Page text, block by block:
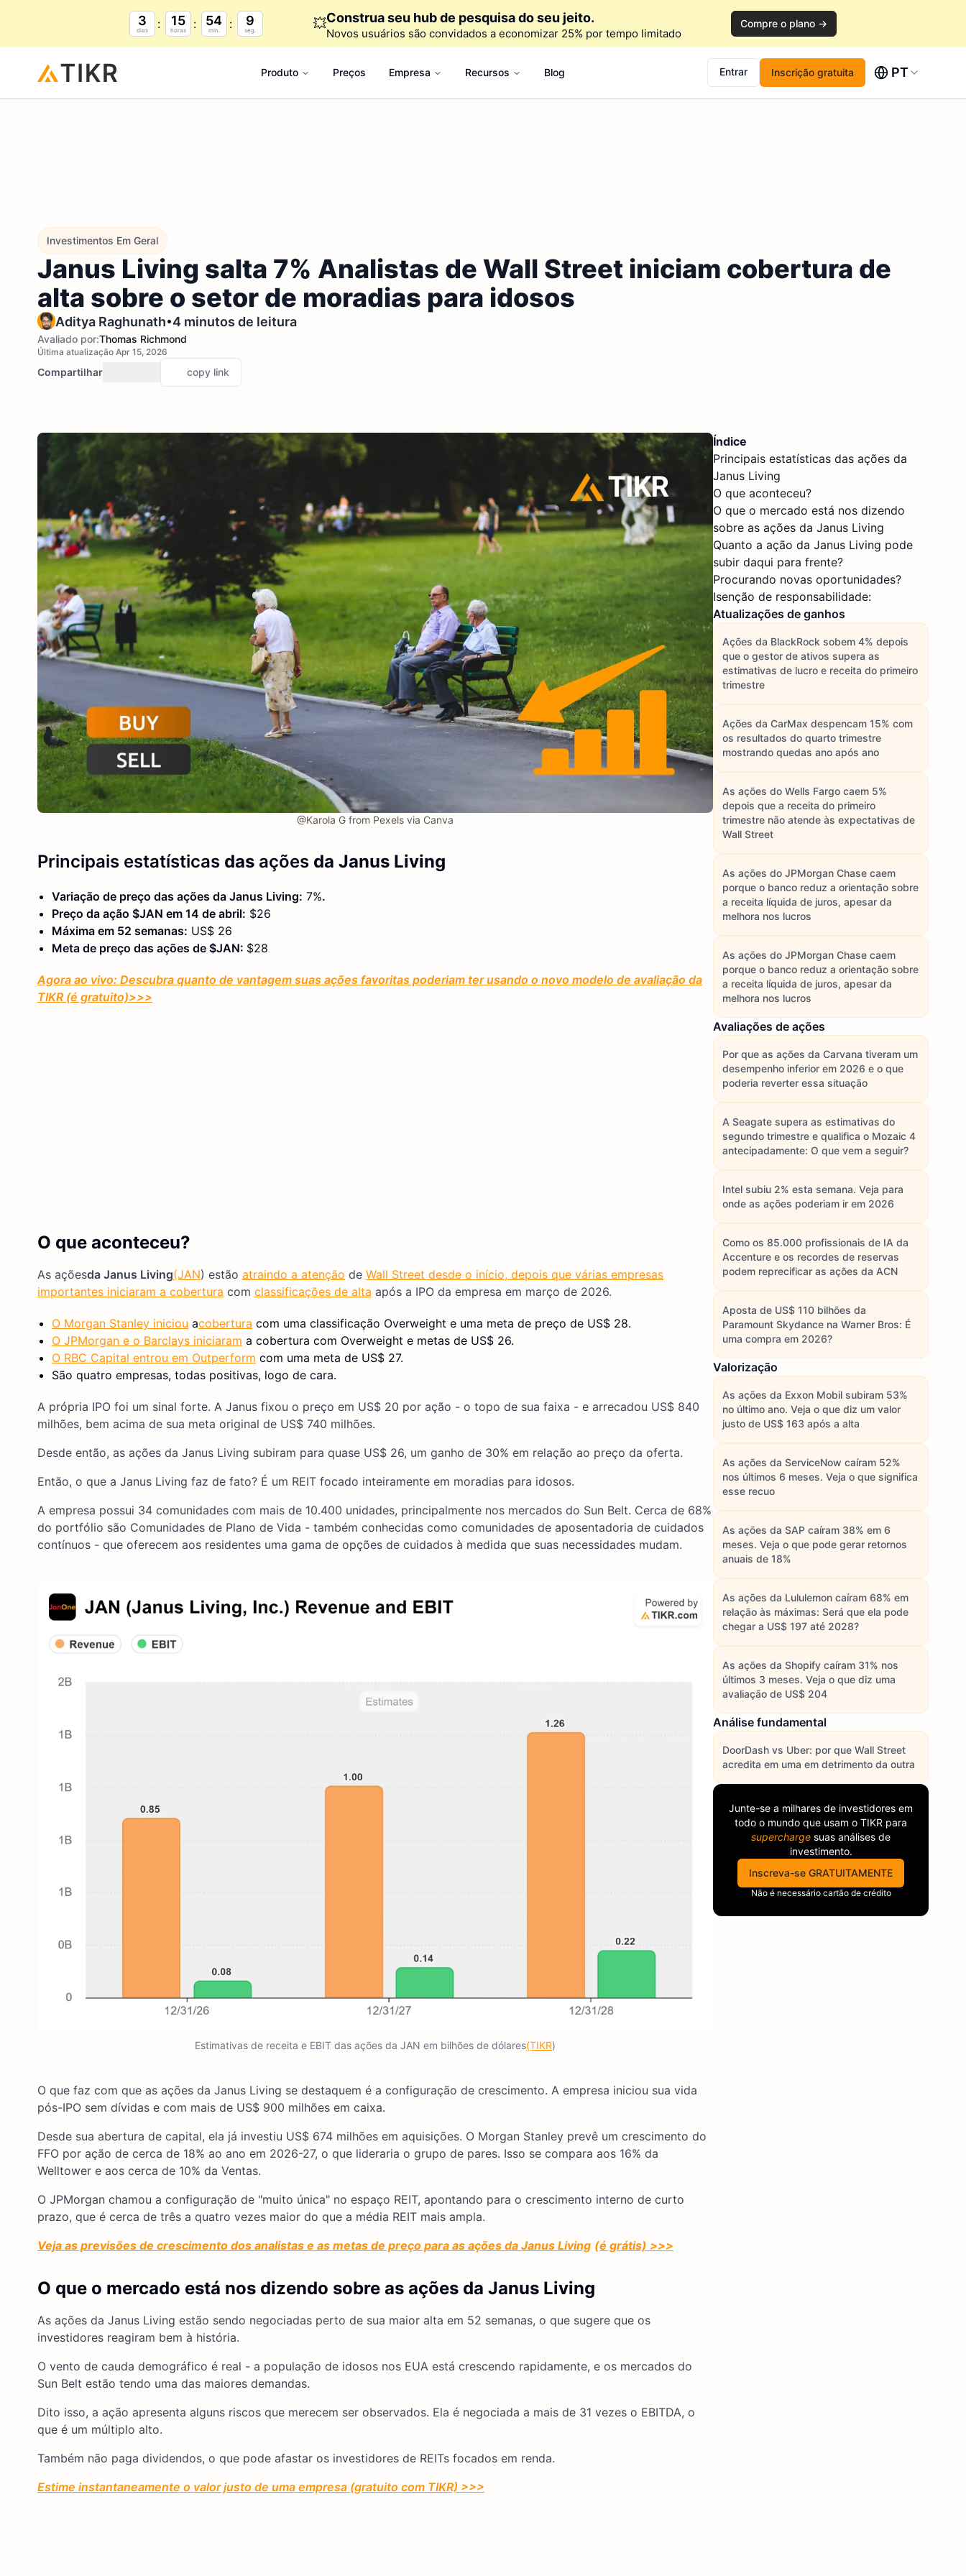
3
dias
15
horas
54
min.
8
seg. 💥Construa seu hub de pesquisa do seu jeito.
Novos usuários são convidados a economizar 25% por tempo limitado
Compre o plano →
Produto Preços Empresa Recursos Blog Entrar Inscrição gratuita PT
Investimentos Em Geral
Janus Living salta 7% Analistas de Wall Street iniciam cobertura de
alta sobre o setor de moradias para idosos
Aditya Raghunath•4 minutos de leitura
Avaliado por:Thomas Richmond
Última atualização Apr 15, 2026
Compartilhar copy link
@Karola G from Pexels via Canva
Principais estatísticas das ações da Janus Living
Variação de preço das ações da Janus Living: 7%.
Preço da ação $JAN em 14 de abril: $26
Máxima em 52 semanas: US$ 26
Meta de preço das ações de $JAN: $28
Agora ao vivo: Descubra quanto de vantagem suas ações favoritas poderiam ter usando o novo modelo de avaliação da
TIKR (é gratuito)>>>
O que aconteceu?
As açõesda Janus Living(JAN) estão atraindo a atenção de Wall Street desde o início, depois que várias empresas
importantes iniciaram a cobertura com classificações de alta após a IPO da empresa em março de 2026.
O Morgan Stanley iniciou acobertura com uma classificação Overweight e uma meta de preço de US$ 28.
O JPMorgan e o Barclays iniciaram a cobertura com Overweight e metas de US$ 26.
O RBC Capital entrou em Outperform com uma meta de US$ 27.
São quatro empresas, todas positivas, logo de cara.
A própria IPO foi um sinal forte. A Janus fixou o preço em US$ 20 por ação - o topo de sua faixa - e arrecadou US$ 840
milhões, bem acima de sua meta original de US$ 740 milhões.
Desde então, as ações da Janus Living subiram para quase US$ 26, um ganho de 30% em relação ao preço da oferta.
Então, o que a Janus Living faz de fato? É um REIT focado inteiramente em moradias para idosos.
A empresa possui 34 comunidades com mais de 10.400 unidades, principalmente nos mercados do Sun Belt. Cerca de 68%
do portfólio são Comunidades de Plano de Vida - também conhecidas como comunidades de aposentadoria de cuidados
contínuos - que oferecem aos residentes uma gama de opções de cuidados à medida que suas necessidades mudam.
Estimativas de receita e EBIT das ações da JAN em bilhões de dólares(TIKR)
O que faz com que as ações da Janus Living se destaquem é a configuração de crescimento. A empresa iniciou sua vida
pós-IPO sem dívidas e com mais de US$ 900 milhões em caixa.
Desde sua abertura de capital, ela já investiu US$ 674 milhões em aquisições. O Morgan Stanley prevê um crescimento do
FFO por ação de cerca de 18% ao ano em 2026-27, o que lideraria o grupo de pares. Isso se compara aos 16% da
Welltower e aos cerca de 10% da Ventas.
O JPMorgan chamou a configuração de "muito única" no espaço REIT, apontando para o crescimento interno de curto
prazo, que é cerca de três a quatro vezes maior do que a média REIT mais ampla.
Veja as previsões de crescimento dos analistas e as metas de preço para as ações da Janus Living (é grátis) >>>
O que o mercado está nos dizendo sobre as ações da Janus Living
As ações da Janus Living estão sendo negociadas perto de sua maior alta em 52 semanas, o que sugere que os
investidores reagiram bem à história.
O vento de cauda demográfico é real - a população de idosos nos EUA está crescendo rapidamente, e os mercados do
Sun Belt estão tendo uma das maiores demandas.
Dito isso, a ação apresenta alguns riscos que merecem ser observados. Ela é negociada a mais de 31 vezes o EBITDA, o
que é um múltiplo alto.
Também não paga dividendos, o que pode afastar os investidores de REITs focados em renda.
Estime instantaneamente o valor justo de uma empresa (gratuito com TIKR) >>>
Índice
Principais estatísticas das ações da
Janus Living
O que aconteceu?
O que o mercado está nos dizendo
sobre as ações da Janus Living
Quanto a ação da Janus Living pode
subir daqui para frente?
Procurando novas oportunidades?
Isenção de responsabilidade:
Atualizações de ganhos
Ações da BlackRock sobem 4% depois
que o gestor de ativos supera as
estimativas de lucro e receita do primeiro
trimestre
Ações da CarMax despencam 15% com
os resultados do quarto trimestre
mostrando quedas ano após ano
As ações do Wells Fargo caem 5%
depois que a receita do primeiro
trimestre não atende às expectativas de
Wall Street
As ações do JPMorgan Chase caem
porque o banco reduz a orientação sobre
a receita líquida de juros, apesar da
melhora nos lucros
As ações do JPMorgan Chase caem
porque o banco reduz a orientação sobre
a receita líquida de juros, apesar da
melhora nos lucros
Avaliações de ações
Por que as ações da Carvana tiveram um
desempenho inferior em 2026 e o que
poderia reverter essa situação
A Seagate supera as estimativas do
segundo trimestre e qualifica o Mozaic 4
antecipadamente: O que vem a seguir?
Intel subiu 2% esta semana. Veja para
onde as ações poderiam ir em 2026
Como os 85.000 profissionais de IA da
Accenture e os recordes de reservas
podem reprecificar as ações da ACN
Aposta de US$ 110 bilhões da
Paramount Skydance na Warner Bros: É
uma compra em 2026?
Valorização
As ações da Exxon Mobil subiram 53%
no último ano. Veja o que diz um valor
justo de US$ 163 após a alta
As ações da ServiceNow caíram 52%
nos últimos 6 meses. Veja o que significa
esse recuo
As ações da SAP caíram 38% em 6
meses. Veja o que pode gerar retornos
anuais de 18%
As ações da Lululemon caíram 68% em
relação às máximas: Será que ela pode
chegar a US$ 197 até 2028?
As ações da Shopify caíram 31% nos
últimos 3 meses. Veja o que diz uma
avaliação de US$ 204
Análise fundamental
DoorDash vs Uber: por que Wall Street
acredita em uma em detrimento da outra
Junte-se a milhares de investidores em
todo o mundo que usam o TIKR para
supercharge suas análises de
investimento.
Inscreva-se GRATUITAMENTE
Não é necessário cartão de crédito